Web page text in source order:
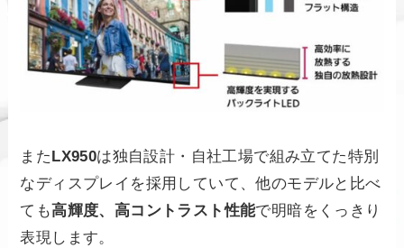
またLX950は独自設計・自社工場で組み立てた特別
なディスプレイを採用していて、他のモデルと比べ
ても高輝度、高コントラスト性能で明暗をくっきり
表現します。